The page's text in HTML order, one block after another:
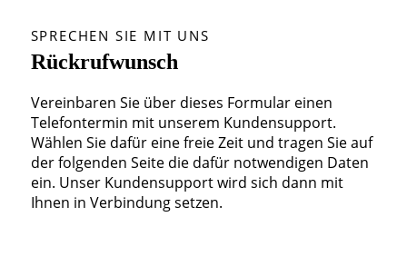
SPRECHEN SIE MIT UNS
Rückrufwunsch
Vereinbaren Sie über dieses Formular einen
Telefontermin mit unserem Kundensupport.
Wählen Sie dafür eine freie Zeit und tragen Sie auf
der folgenden Seite die dafür notwendigen Daten
ein. Unser Kundensupport wird sich dann mit
Ihnen in Verbindung setzen.